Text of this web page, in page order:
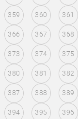
359 360 361
366 367 368
373 374 375
380 381 382
387 388 389
394 395 396